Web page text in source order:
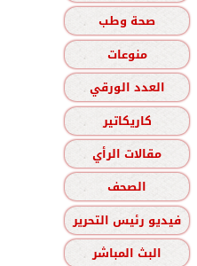
صحة وطب
منوعات
العدد الورقي
كاريكاتير
مقالات الرأي
الصحف
فيديو رئيس التحرير
البث المباشر